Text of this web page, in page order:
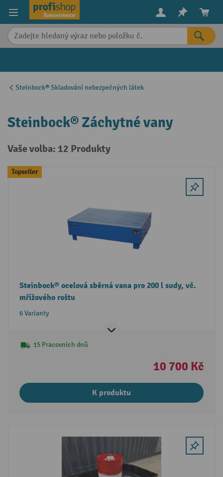
content
Steinbock® Skladování nebezpečných látek
Steinbock® Záchytné vany
Vaše volba: 12 Produkty
Topseller
Steinbock® ocelová sběrná vana pro 200 l sudy, vč.
mřížového roštu
6 Varianty
15 Pracovních dnů
10 700 Kč
K produktu